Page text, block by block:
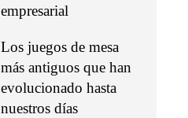
empresarial
Los juegos de mesa
más antiguos que han
evolucionado hasta
nuestros días